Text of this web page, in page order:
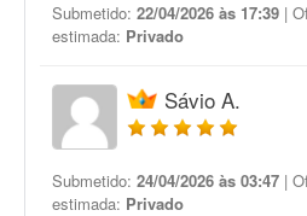
Submetido: 22/04/2026 às 17:39 |
estimada: Privado
Sávio A.
Submetido: 24/04/2026 às 03:47 |
estimada: Privado